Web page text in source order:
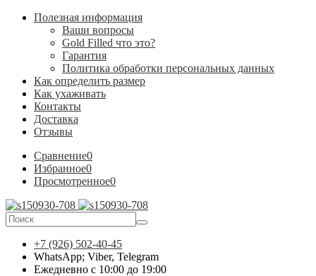
Полезная информация
Ваши вопросы
Gold Filled что это?
Гарантия
Политика обработки персональных данных
Как определить размер
Как ухаживать
Контакты
Доставка
Отзывы
Сравнение0
Избранное0
Просмотренное0
+7 (926) 502-40-45
WhatsApp; Viber, Telegram
Ежедневно с 10:00 до 19:00